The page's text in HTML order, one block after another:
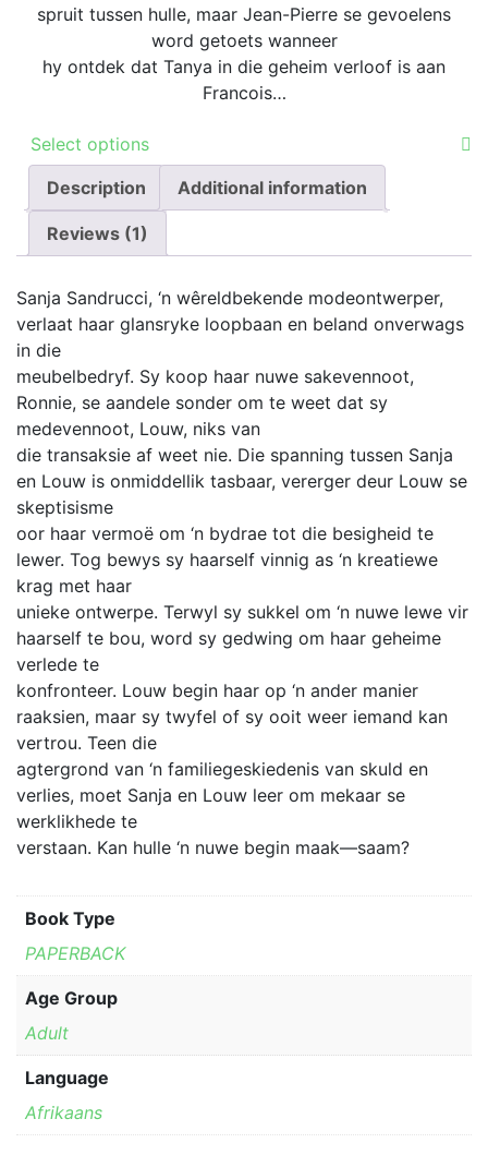
spruit tussen hulle, maar Jean-Pierre se gevoelens
word getoets wanneer
hy ontdek dat Tanya in die geheim verloof is aan
Francois…
Select options
product
has
multiple
options
may
chosen
on
the
product
page
Description Additional information
Reviews (1)
Sanja Sandrucci, ‘n wêreldbekende modeontwerper,
verlaat haar glansryke loopbaan en beland onverwags
in die
meubelbedryf. Sy koop haar nuwe sakevennoot,
Ronnie, se aandele sonder om te weet dat sy
medevennoot, Louw, niks van
die transaksie af weet nie. Die spanning tussen Sanja
en Louw is onmiddellik tasbaar, vererger deur Louw se
skeptisisme
oor haar vermoë om ‘n bydrae tot die besigheid te
lewer. Tog bewys sy haarself vinnig as ‘n kreatiewe
krag met haar
unieke ontwerpe. Terwyl sy sukkel om ‘n nuwe lewe vir
haarself te bou, word sy gedwing om haar geheime
verlede te
konfronteer. Louw begin haar op ‘n ander manier
raaksien, maar sy twyfel of sy ooit weer iemand kan
vertrou. Teen die
agtergrond van ‘n familiegeskiedenis van skuld en
verlies, moet Sanja en Louw leer om mekaar se
werklikhede te
verstaan. Kan hulle ‘n nuwe begin maak—saam?
Book Type
PAPERBACK
Age Group
Adult
Language
Afrikaans